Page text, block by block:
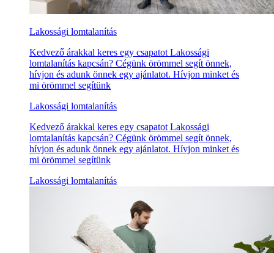
Lakossági lomtalanítás
Kedvező árakkal keres egy csapatot Lakossági
lomtalanítás kapcsán? Cégünk örömmel segít önnek,
hívjon és adunk önnek egy ajánlatot. Hívjon minket és
mi örömmel segítünk
Lakossági lomtalanítás
Kedvező árakkal keres egy csapatot Lakossági
lomtalanítás kapcsán? Cégünk örömmel segít önnek,
hívjon és adunk önnek egy ajánlatot. Hívjon minket és
mi örömmel segítünk
Lakossági lomtalanítás